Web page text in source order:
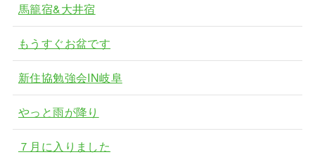
馬籠宿&大井宿
もうすぐお盆です
新住協勉強会IN岐阜
やっと雨が降り
７月に入りました